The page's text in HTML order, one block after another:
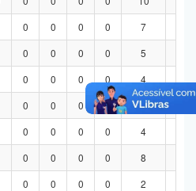
0 0 0 0 7
0 0 0 0 5
0 0 0 0 4
0 0 0 0 4
0 0 0 0 4
0 0 0 0 8
0 0 0 0 2